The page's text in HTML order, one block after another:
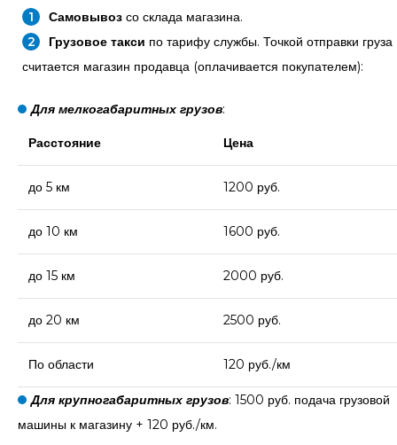
Самовывоз со склада магазина.
Грузовое такси по тарифу службы. Точкой отправки груза
считается магазин продавца (оплачивается покупателем):
Для мелкогабаритных грузов:
Расстояние Цена
до 5 км 1200 руб.
до 10 км 1600 руб.
до 15 км 2000 руб.
до 20 км 2500 руб.
По области 120 руб./км
Для крупногабаритных грузов: 1500 руб. подача грузовой
машины к магазину + 120 руб./км.